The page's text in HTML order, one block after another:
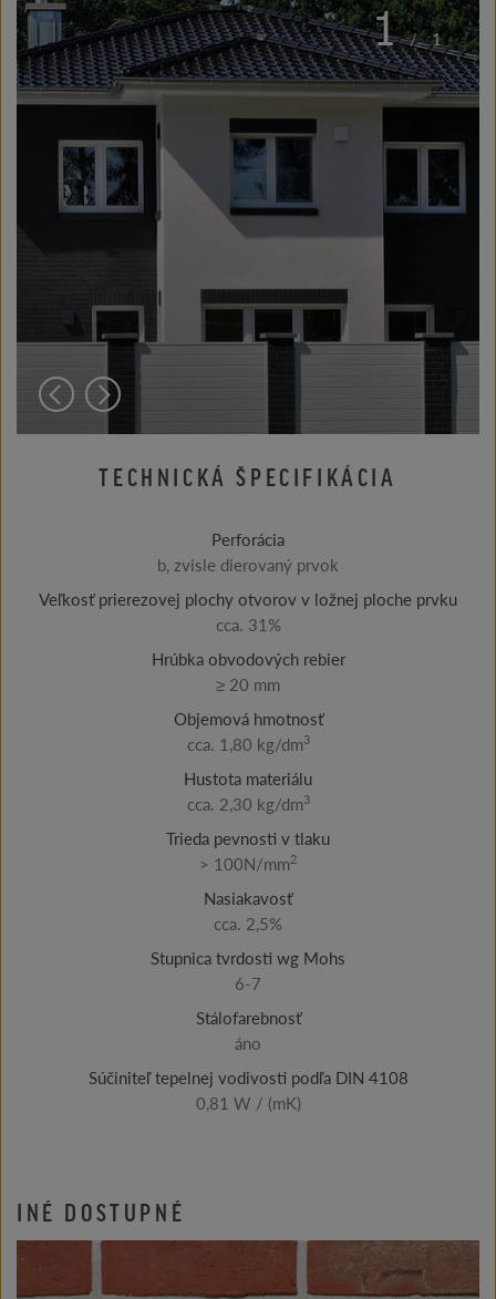
1/1
TECHNICKÁ ŠPECIFIKÁCIA
Perforácia
b, zvisle dierovaný prvok
Veľkosť prierezovej plochy otvorov v ložnej ploche prvku
cca. 31%
Hrúbka obvodových rebier
≥ 20 mm
Objemová hmotnosť
cca. 1,80 kg/dm3
Hustota materiálu
cca. 2,30 kg/dm3
Trieda pevnosti v tlaku
> 100N/mm2
Nasiakavosť
cca. 2,5%
Stupnica tvrdosti wg Mohs
6-7
Stálofarebnosť
áno
Súčiniteľ tepelnej vodivosti podľa DIN 4108
0,81 W / (mK)
INÉ DOSTUPNÉ